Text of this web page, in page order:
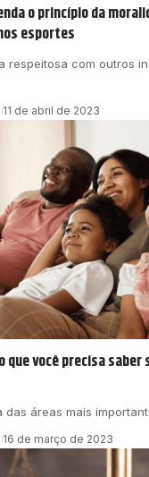
o princípio da
esportes
respeitosa com outros
11 de abril de 2023
que você precisa saber
das áreas mais
16 de março de 2023